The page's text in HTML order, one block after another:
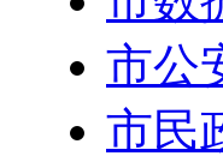
市公
市民